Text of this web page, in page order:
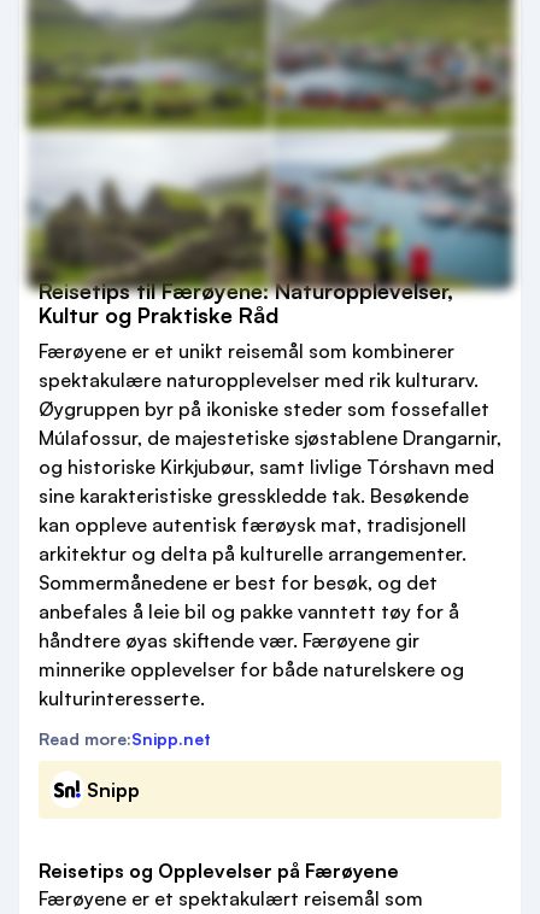
Reisetips til Færøyene: Naturopplevelser,
Kultur og Praktiske Råd
Færøyene er et unikt reisemål som kombinerer
spektakulære naturopplevelser med rik kulturarv.
Øygruppen byr på ikoniske steder som fossefallet
Múlafossur, de majestetiske sjøstablene Drangarnir,
og historiske Kirkjubøur, samt livlige Tórshavn med
sine karakteristiske gresskledde tak. Besøkende
kan oppleve autentisk færøysk mat, tradisjonell
arkitektur og delta på kulturelle arrangementer.
Sommermånedene er best for besøk, og det
anbefales å leie bil og pakke vanntett tøy for å
håndtere øyas skiftende vær. Færøyene gir
minnerike opplevelser for både naturelskere og
kulturinteresserte.
Read more:Snipp.net
Snipp
Reisetips og Opplevelser på Færøyene
Færøyene er et spektakulært reisemål som